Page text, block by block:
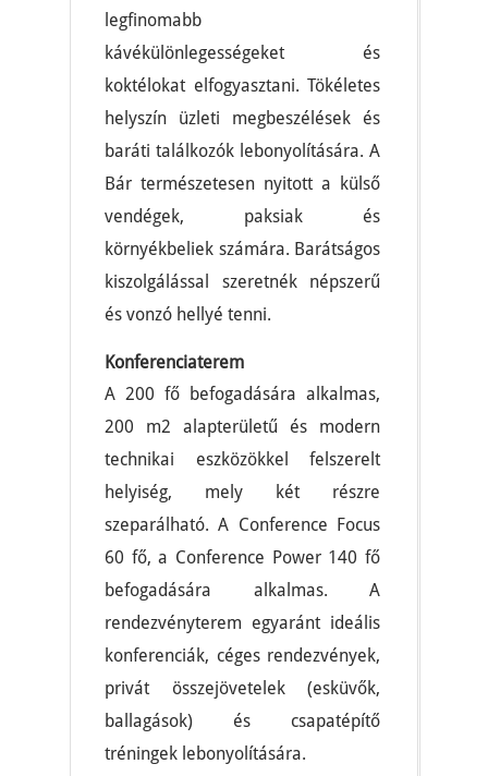
legfinomabb
kávékülönlegességeket és
koktélokat elfogyasztani. Tökéletes
helyszín üzleti megbeszélések és
baráti találkozók lebonyolítására. A
Bár természetesen nyitott a külső
vendégek, paksiak és
környékbeliek számára. Barátságos
kiszolgálással szeretnék népszerű
és vonzó hellyé tenni.
Konferenciaterem
A 200 fő befogadására alkalmas,
200 m2 alapterületű és modern
technikai eszközökkel felszerelt
helyiség, mely két részre
szeparálható. A Conference Focus
60 fő, a Conference Power 140 fő
befogadására alkalmas. A
rendezvényterem egyaránt ideális
konferenciák, céges rendezvények,
privát összejövetelek (esküvők,
ballagások) és csapatépítő
tréningek lebonyolítására.